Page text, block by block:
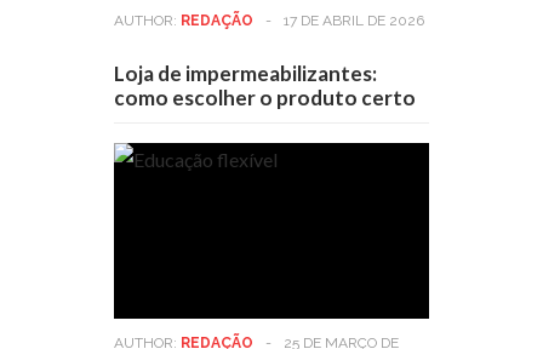
AUTHOR: REDAÇÃO - 17 DE ABRIL DE 2026
Loja de impermeabilizantes:
como escolher o produto certo
AUTHOR: REDAÇÃO -
25 DE MARÇO DE